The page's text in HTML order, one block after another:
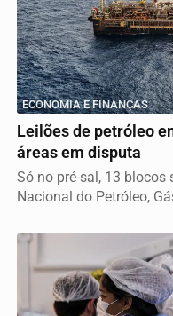
ECONOMIA E FINANÇAS
Leilões de petróleo
áreas em disputa
Só no pré-sal, 13
Nacional do Petróleo,